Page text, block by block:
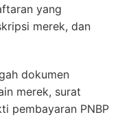
yang
merek, dan
dokumen
merek, surat
pembayaran PNBP